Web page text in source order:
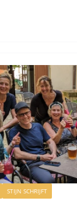
STIJN SCHRIJFT